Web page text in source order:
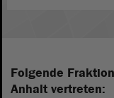
Folgende
Anhalt vertreten: